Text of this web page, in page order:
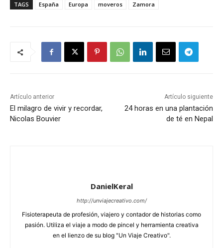
TAGS España Europa moveros Zamora
Artículo anterior
El milagro de vivir y recordar,
Nicolas Bouvier
Artículo siguiente
24 horas en una plantación
de té en Nepal
DanielKeral
http://unviajecreativo.com/
Fisioterapeuta de profesión, viajero y contador de historias como
pasión. Utiliza el viaje a modo de pincel y herramienta creativa
en el lienzo de su blog "Un Viaje Creativo".